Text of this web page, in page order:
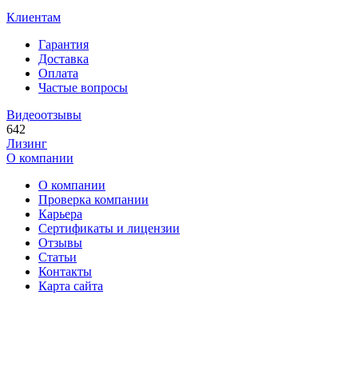
Клиентам
Гарантия
Доставка
Оплата
Частые вопросы
Видеоотзывы
642
Лизинг
О компании
О компании
Проверка компании
Карьера
Сертификаты и лицензии
Отзывы
Статьи
Контакты
Карта сайта